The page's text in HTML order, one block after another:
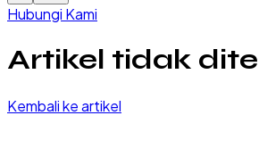
Hubungi Kami
Artikel tidak
Kembali ke artikel